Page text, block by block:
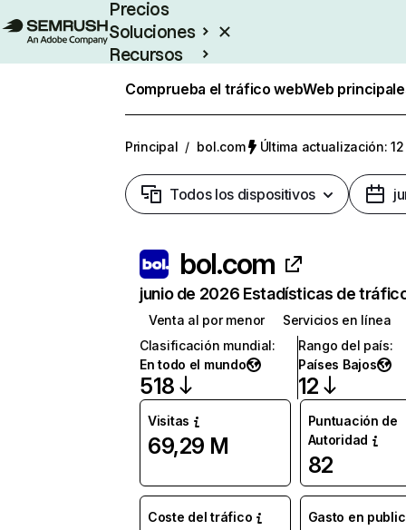
Precios
Soluciones
Recursos
Comprueba el tráfico webWeb
Principal / bol.com Última actualización:
Todos los dispositivos
bol.com
junio de 2026 Estadísticas de
Venta al por menor
Servicios en línea
Clasificación mundial:
En todo el mundo
518
Rango del país:
Países Bajos
12
Visitas
69,29 M
Puntuación de
Autoridad
82
Coste del tráfico Gasto en